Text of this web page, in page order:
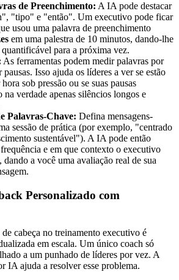
de Preenchimento: A IA pode destacar
"tipo" e "então". Um executivo pode ficar
usou uma palavra de preenchimento
em uma palestra de 10 minutos, dando-lhe
quantificável para a próxima vez.
As ferramentas podem medir palavras por
pausas. Isso ajuda os líderes a ver se estão
sob pressão ou se suas pausas
na verdade apenas silêncios longos e
Palavras-Chave: Defina mensagens-
sessão de prática (por exemplo, "centrado
sustentável"). A IA pode então
e em que contexto o executivo
dando a você uma avaliação real de sua
Personalizado com
cabeça no treinamento executivo é
em escala. Um único coach só
a um punhado de líderes por vez. A
IA ajuda a resolver esse problema.